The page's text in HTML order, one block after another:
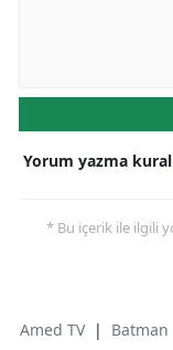
Yorum yazma
* Bu içerik ile ilgili
Amed TV | Batman